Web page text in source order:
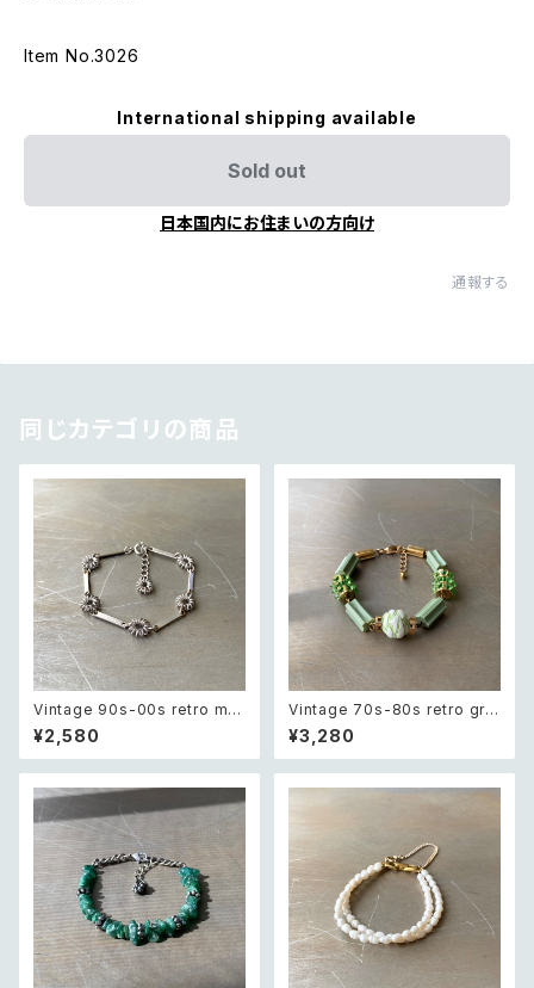
Item No.3026
International shipping available
Sold out
日本国内にお住まいの方向け
通報する
同じカテゴリの商品
Vintage 90s-00s retro met
al wire flower chain bracel
et レトロ ヴィンテージ アクセサ
リー シルバー メタル ワイヤー
¥2,580
Vintage 70s-80s retro gre
en bijou classical beads b
racelet レトロ ヴィンテージ ア
クセサリー グリーン ビジュー ク
¥3,280